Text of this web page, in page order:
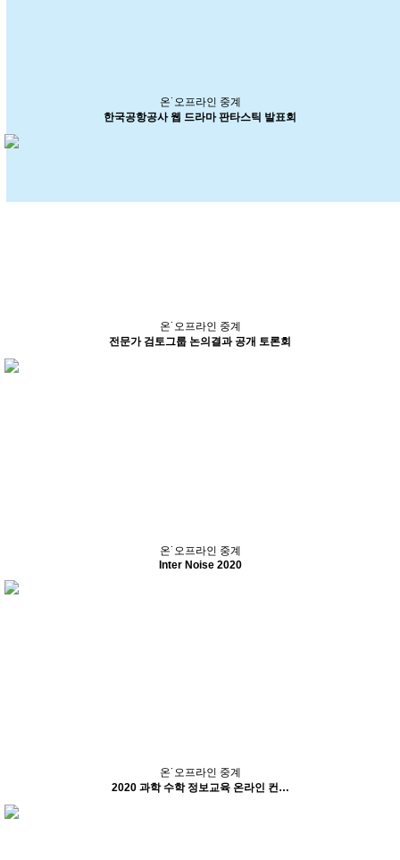
온˙오프라인 중계
한국공항공사 웹 드라마 판타스틱 발표회
온˙오프라인 중계
전문가 검토그룹 논의결과 공개 토론회
온˙오프라인 중계
Inter Noise 2020
온˙오프라인 중계
2020 과학 수학 정보교육 온라인 컨…